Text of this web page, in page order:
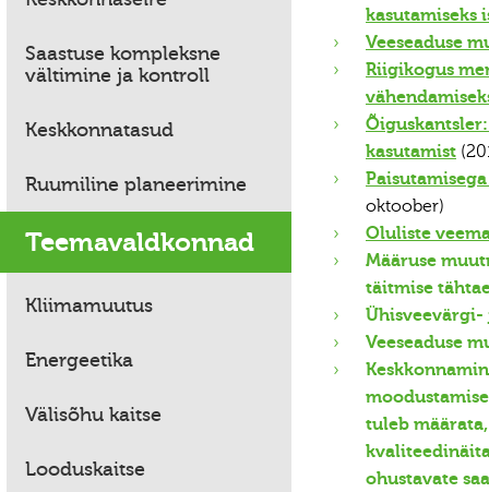
Saastuse kompleksne
vältimine ja kontroll
Keskkonnatasud
Ruumiline planeerimine
Teemavaldkonnad
Kliimamuutus
Energeetika
Välisõhu kaitse
Looduskaitse
kasutamiseks
Veeseaduse
Riigikogus
kasutamist
oktoober)
Oluliste
Määruse
täitmise
Ühisveevärgi-
Veeseaduse
tuleb
ohustavate